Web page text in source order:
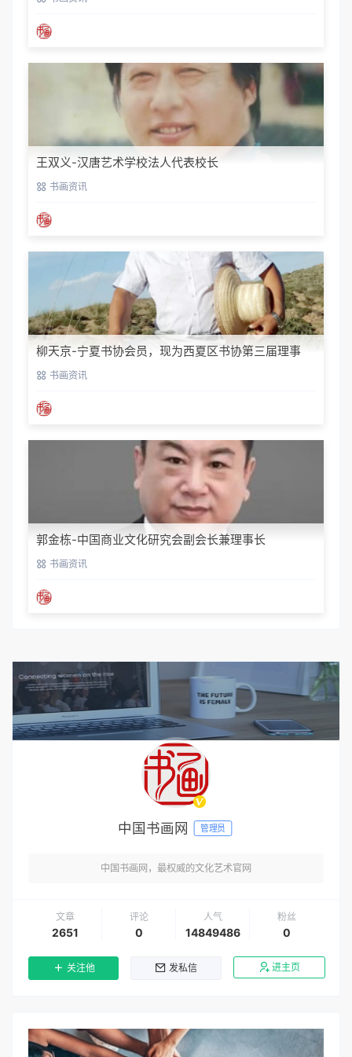
王双义-汉唐艺术学校法人代表校长
书画资讯
柳天京-宁夏书协会员，现为西夏区书协第三届理事
书画资讯
郭金栋-中国商业文化研究会副会长兼理事长
书画资讯
中国书画网 管理员
中国书画网，最权威的文化艺术官网
文章
2651
评论
0
人气
14849486
粉丝
0
关注他 发私信 进主页